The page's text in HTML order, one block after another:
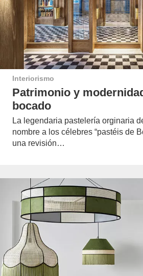
Interiorismo
Patrimonio y
bocado
La legendaria pastelería orginaria
nombre a los célebres “pastéis de
una revisión…